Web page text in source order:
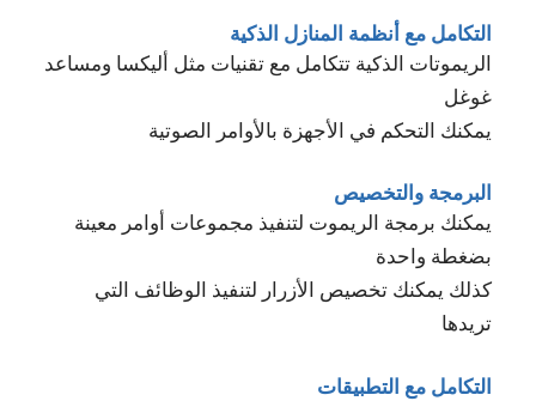
التكامل مع أنظمة المنازل الذكية
الريموتات الذكية تتكامل مع تقنيات مثل أليكسا ومساعد
غوغل
يمكنك التحكم في الأجهزة بالأوامر الصوتية
البرمجة والتخصيص
يمكنك برمجة الريموت لتنفيذ مجموعات أوامر معينة
بضغطة واحدة
كذلك يمكنك تخصيص الأزرار لتنفيذ الوظائف التي
تريدها
التكامل مع التطبيقات